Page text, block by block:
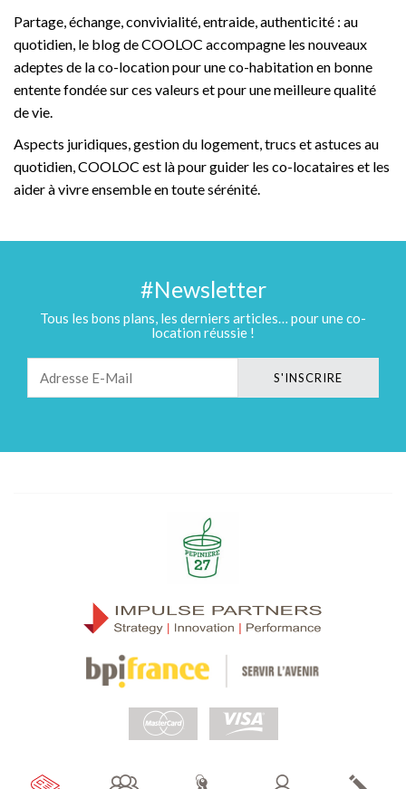
Partage, échange, convivialité, entraide, authenticité : au
quotidien, le blog de COOLOC accompagne les nouveaux
adeptes de la co-location pour une co-habitation en bonne
entente fondée sur ces valeurs et pour une meilleure qualité
de vie.
Aspects juridiques, gestion du logement, trucs et astuces au
quotidien, COOLOC est là pour guider les co-locataires et les
aider à vivre ensemble en toute sérénité.
#Newsletter
Tous les bons plans, les derniers articles… pour une co-
location réussie !